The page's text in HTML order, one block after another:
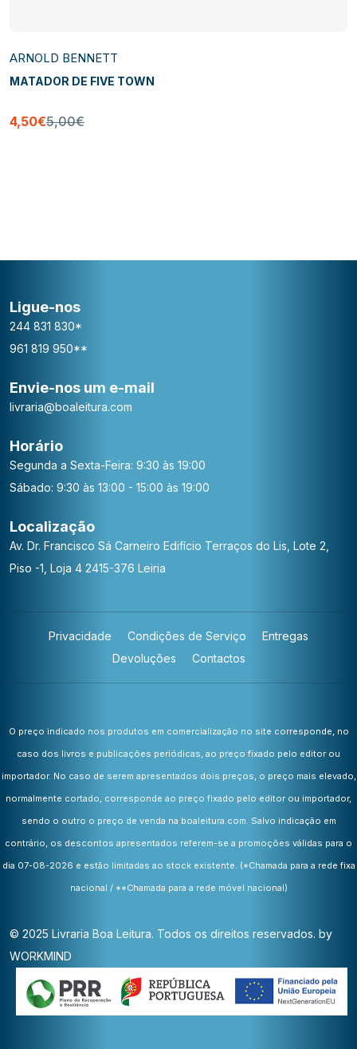
ARNOLD BENNETT
MATADOR DE FIVE TOWN
4,50€5,00€
Ligue-nos
244 831 830*
961 819 950**
Envie-nos um e-mail
livraria@boaleitura.com
Horário
Segunda a Sexta-Feira: 9:30 às 19:00
Sábado: 9:30 às 13:00 - 15:00 às 19:00
Localização
Av. Dr. Francisco Sá Carneiro Edifício Terraços do Lis, Lote 2,
Piso -1, Loja 4 2415-376 Leiria
Privacidade Condições de Serviço
Entregas
Devoluções
Contactos
O preço indicado nos produtos em comercialização no site corresponde, no
caso dos livros e publicações periódicas, ao preço fixado pelo editor ou
importador. No caso de serem apresentados dois preços, o preço mais elevado,
normalmente cortado, corresponde ao preço fixado pelo editor ou importador,
sendo o outro o preço de venda na boaleitura.com. Salvo indicação em
contrário, os descontos apresentados referem-se a promoções válidas para o
dia 07-08-2026 e estão limitadas ao stock existente. (*Chamada para a rede fixa
nacional / **Chamada para a rede móvel nacional)
© 2025 Livraria Boa Leitura. Todos os direitos reservados. by
WORKMIND